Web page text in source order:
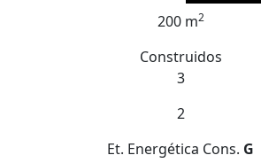
200 m2
Construidos
3
2
Et. Energética Cons. G